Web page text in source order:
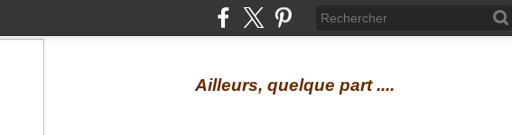
Ailleurs, quelque part ....